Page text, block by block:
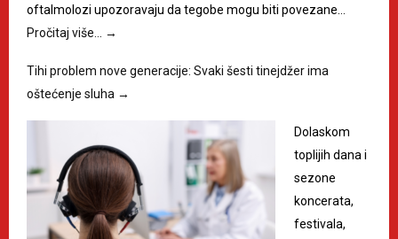
oftalmolozi upozoravaju da tegobe mogu biti povezane…
Pročitaj više…
→
Tihi problem nove generacije: Svaki šesti tinejdžer ima
oštećenje sluha →
Dolaskom
toplijih dana i
sezone
koncerata,
festivala,